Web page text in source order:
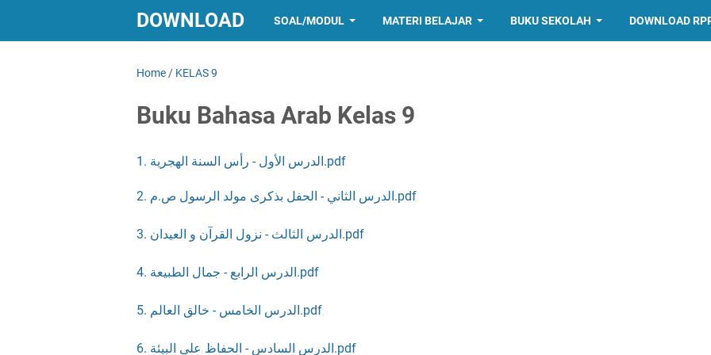
DOWNLOAD SOAL/MODUL MATERI BELAJAR BUKU SEKOLAH DOWNLOAD
Home / KELAS 9
Buku Bahasa Arab Kelas 9
1. الدرس الأول - رأس السنة الهجرية.pdf
الدرس الثاني - الحفل بذكرى مولد الرسول ص.م .2.pdf
الدرس الثالث - نزول القرآن و العيدان .3.pdf
الدرس الرابع - جمال الطبيعة .4.pdf
الدرس الخامس - خالق العالم .5.pdf
الدرس السادس - الحفاظ على البيئة .6.pdf